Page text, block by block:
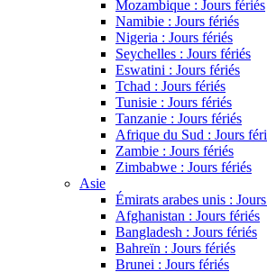
Mozambique : Jours fériés
Namibie : Jours fériés
Nigeria : Jours fériés
Seychelles : Jours fériés
Eswatini : Jours fériés
Tchad : Jours fériés
Tunisie : Jours fériés
Tanzanie : Jours fériés
Afrique du Sud : Jours
Zambie : Jours fériés
Zimbabwe : Jours fériés
Asie
Émirats arabes unis :
Afghanistan : Jours fériés
Bangladesh : Jours fériés
Bahreïn : Jours fériés
Brunei : Jours fériés